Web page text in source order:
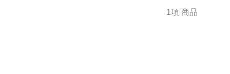
1項 商品